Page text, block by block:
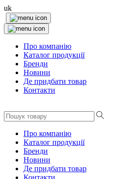
uk
Про компанію
Каталог продукції
Бренди
Новини
Де придбати товар
Контакти
Про компанію
Каталог продукції
Бренди
Новини
Де придбати товар
Контакти